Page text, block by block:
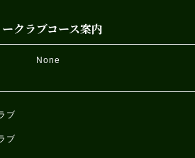
クラブコース案内
None
ブ
ブ